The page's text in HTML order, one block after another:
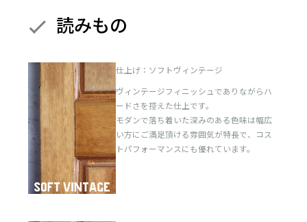
読みもの
仕上げ：ソフトヴィンテージ
ヴィンテージフィニッシュでありながらハ
ードさを控えた仕上です。
モダンで落ち着いた深みのある色味は幅広
い方にご満足頂ける雰囲気が特長で、コス
トパフォーマンスにも優れています。